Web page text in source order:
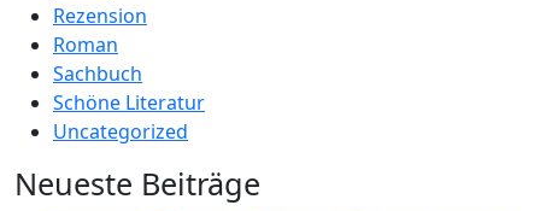
Rezension
Roman
Sachbuch
Schöne Literatur
Uncategorized
Neueste Beiträge